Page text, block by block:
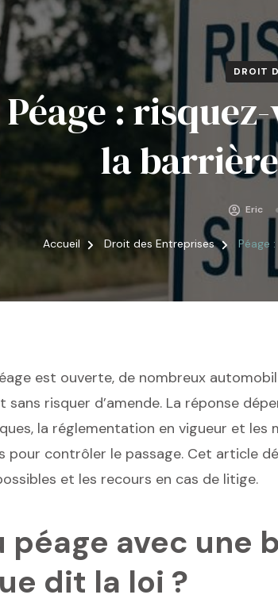
DROIT
Péage :
la
Eric
Accueil Droit des Entreprises Péage
est ouverte, de nombreux
risquer d’amende. La réponse
la réglementation en vigueur et les
pour contrôler le passage. Cet article
et les recours en cas de litige.
péage avec une
dit la loi ?